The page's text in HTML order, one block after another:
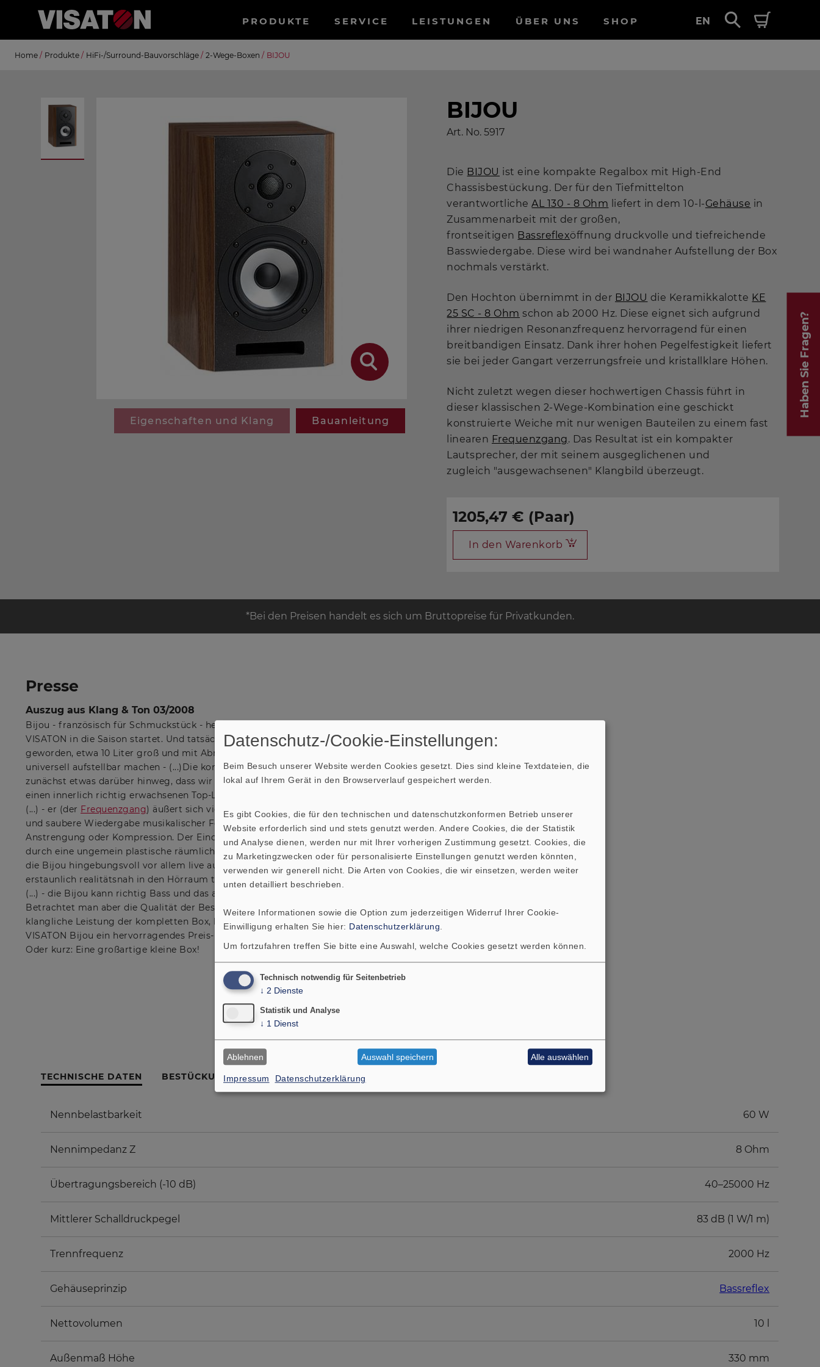
Hauptnavigation
PRODUKTE SERVICE LEISTUNGEN ÜBER UNS SHOP EN
Suche
Haben Sie Fragen?
Home / Produkte / HiFi-/Surround-Bauvorschläge / 2-Wege-Boxen / BIJOU
Eigenschaften und Klang Bauanleitung
BIJOU
Art. No. 5917
Die BIJOU ist eine kompakte Regalbox mit High-End
Chassisbestückung. Der für den Tiefmittelton
verantwortlicheAL 130 - 8 Ohm liefert in dem 10-l-Gehäuse in
Zusammenarbeit mit der großen,
frontseitigen Bassreflexöffnung druckvolle und tiefreichende
Basswiedergabe. Diese wird bei wandnaher Aufstellung der Box
nochmals verstärkt.
Den Hochton übernimmt in der BIJOU die Keramikkalotte KE
25 SC - 8 Ohm schon ab 2000 Hz. Diese eignet sich aufgrund
ihrer niedrigen Resonanzfrequenz hervorragend für einen
breitbandigen Einsatz. Dank ihrer hohen Pegelfestigkeit liefert
sie bei jeder Gangart verzerrungsfreie und kristallklare Höhen.
Nicht zuletzt wegen dieser hochwertigen Chassis führt in
dieser klassischen 2-Wege-Kombination eine geschickt
konstruierte Weiche mit nur wenigen Bauteilen zu einem fast
linearen Frequenzgang. Das Resultat ist ein kompakter
Lautsprecher, der mit seinem ausgeglichenen und
zugleich "ausgewachsenen" Klangbild überzeugt.
1205,47 € (Paar)
In den Warenkorb
*Bei den Preisen handelt es sich um Bruttopreise für Privatkunden.
Presse
Auszug aus Klang & Ton 03/2008
Bijou - französisch für Schmuckstück - heißt der kleine Lautsprecher, mit dem
VISATON in die Saison startet. Und tatsächlich: Er ist eine hübsche kleine Box
geworden, etwa 10 Liter groß und mit Abmessungen versehen, die sie nahezu
universell aufstellbar machen - (...)Die kompakten Außenmaße täuschen
zunächst etwas darüber hinweg, dass wir es hier mit Musikwiedergabe durch
einen innerlich richtig erwachsenen Top-Lautsprecher zu tun haben - (...).
(...) - er (der Frequenzgang) äußert sich vielmehr als ungemein detailreiche
und saubere Wiedergabe musikalischer Feinheiten ohne eine Spur von
Anstrengung oder Kompression. Der Eindruck von Luftigkeit entsteht auch
durch eine ungemein plastische räumliche Wiedergabe, bei der
die Bijou hingebungsvoll vor allem live aufgenommene Darbietungen
erstaunlich realitätsnah in den Hörraum transportiert.
(...) - die Bijou kann richtig Bass und das auch gerne mal ein bisschen lauter.
Betrachtet man aber die Qualität der Bestandteile und vor allem die
klangliche Leistung der kompletten Box, kann man nicht umhin, der
VISATON Bijou ein hervorragendes Preis-Leistungsverhältnis zu attestieren.
Oder kurz: Eine großartige kleine Box!
TECHNISCHE DATEN BESTÜCKUNGSLISTE ZUSÄTZLICHER INHALT
Nennbelastbarkeit 60 W
Nennimpedanz Z 8 Ohm
Übertragungsbereich (-10 dB) 40–25000 Hz
Mittlerer Schalldruckpegel 83 dB (1 W/1 m)
Trennfrequenz 2000 Hz
Gehäuseprinzip Bassreflex
Nettovolumen 10 l
Außenmaß Höhe 330 mm
Datenschutz-/Cookie-Einstellungen:
Beim Besuch unserer Website werden Cookies gesetzt. Dies sind kleine Textdateien, die
lokal auf Ihrem Gerät in den Browserverlauf gespeichert werden.
Es gibt Cookies, die für den technischen und datenschutzkonformen Betrieb unserer
Website erforderlich sind und stets genutzt werden. Andere Cookies, die der Statistik
und Analyse dienen, werden nur mit Ihrer vorherigen Zustimmung gesetzt. Cookies, die
zu Marketingzwecken oder für personalisierte Einstellungen genutzt werden könnten,
verwenden wir generell nicht. Die Arten von Cookies, die wir einsetzen, werden weiter
unten detailliert beschrieben.
Weitere Informationen sowie die Option zum jederzeitigen Widerruf Ihrer Cookie-
Einwilligung erhalten Sie hier: Datenschutzerklärung
Um fortzufahren treffen Sie bitte eine Auswahl, welche Cookies gesetzt werden können.
Impressum Datenschutzerklärung
Technisch notwendig für Seitenbetrieb
↓ 2 Dienste
Statistik und Analyse
↓ 1 Dienst
Ablehnen Auswahl speichern Alle auswählen